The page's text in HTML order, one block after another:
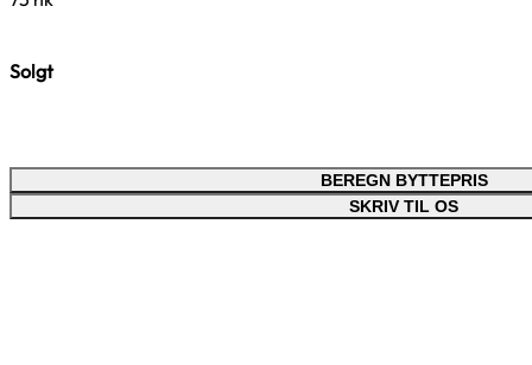
Solgt
BEREGN BYTTEPRIS
SKRIV TIL OS